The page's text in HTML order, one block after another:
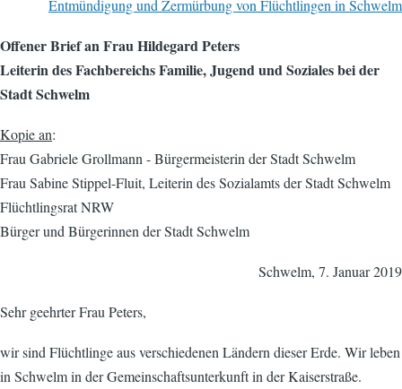
Entmündigung und Zermürbung von Flüchtlingen in Schwelm
Offener Brief an Frau Hildegard Peters
Leiterin des Fachbereichs Familie, Jugend und Soziales bei der
Stadt Schwelm
Kopie an:
Frau Gabriele Grollmann - Bürgermeisterin der Stadt Schwelm
Frau Sabine Stippel-Fluit, Leiterin des Sozialamts der Stadt Schwelm
Flüchtlingsrat NRW
Bürger und Bürgerinnen der Stadt Schwelm
Schwelm, 7. Januar 2019
Sehr geehrter Frau Peters,
wir sind Flüchtlinge aus verschiedenen Ländern dieser Erde. Wir leben
in Schwelm in der Gemeinschaftsunterkunft in der Kaiserstraße.